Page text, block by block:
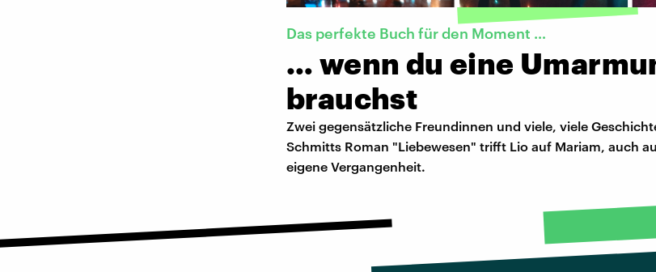
Das perfekte Buch für den Moment …
… wenn du eine
brauchst
Zwei gegensätzliche Freundinnen und viele, viele
Schmitts Roman "Liebewesen" trifft Lio auf Mariam, auch
eigene Vergangenheit.